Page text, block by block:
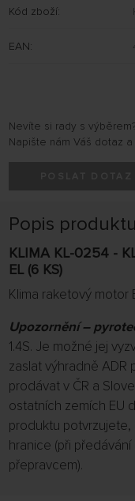
Kód zboží:
EAN:
Nevíte si rady s
Napište nám Váš dotaz
Popis produktu
KLIMA KL-0254 -
EL (6 KS)
Klima raketový motor
Upozornění –
1.4S. Je možné jej
zaslat výhradně ADR
prodávat v ČR a
ostatních zemích EU
produktu
hranice (při
přepravcem).